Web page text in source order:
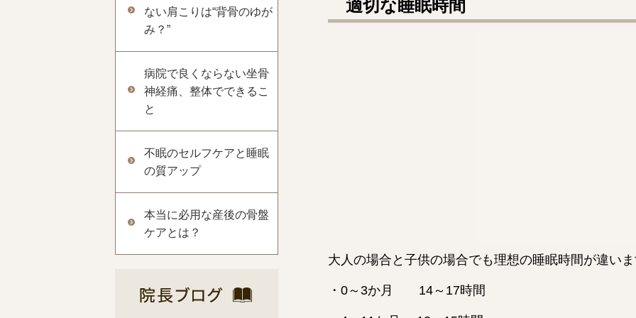
適切な睡眠時間
大人の場合と子供の場合でも理想の睡眠時間が違い
・0～3か月 14～17時間
ない肩こりは“背骨のゆが
み？”
病院で良くならない坐骨
神経痛、整体でできるこ
と
不眠のセルフケアと睡眠
の質アップ
本当に必用な産後の骨盤
ケアとは？